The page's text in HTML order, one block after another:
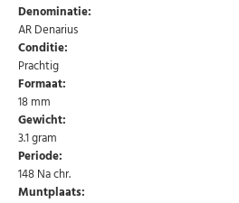
Denominatie:
AR Denarius
Conditie:
Prachtig
Formaat:
18 mm
Gewicht:
3.1 gram
Periode:
148 Na chr.
Muntplaats: